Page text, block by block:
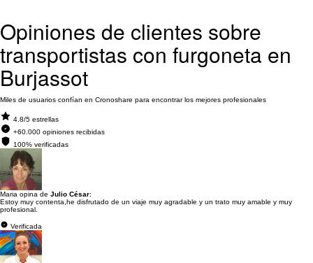
Opiniones de clientes sobre
transportistas con furgoneta en
Burjassot
Miles de usuarios confían en Cronoshare para encontrar los mejores profesionales
4.8/5 estrellas
+60.000 opiniones recibidas
100% verificadas
Maria opina de Julio César:
Estoy muy contenta,he disfrutado de un viaje muy agradable y un trato muy amable y muy
profesional.
Verificada